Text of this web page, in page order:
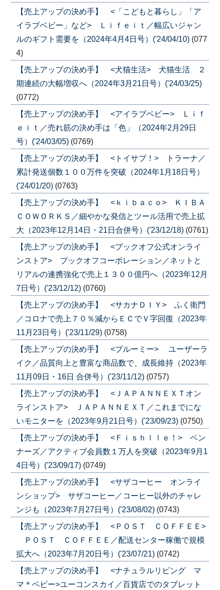
【売上アップの決め手】 <「こどもと暮らし」「ア
イラブベビー」など> Ｌｉｆｅｉｔ／幅広いジャン
ルのギフト需要を（2024年4月4日号）('24/04/10) (077
4)
【売上アップの決め手】 <犬猫生活> 犬猫生活 ２
期連続の大幅増収へ（2024年3月21日号）('24/03/25)
(0772)
【売上アップの決め手】 <アイラブベビー> Ｌｉｆ
ｅｉｔ／売れ筋の決め手は「色」（2024年2月29日
号）('24/03/05) (0769)
【売上アップの決め手】 <トイサブ！> トラーナ／
累計発送個数１００万件を突破（2024年1月18日号）
('24/01/20) (0763)
【売上アップの決め手】 <ｋｉｂａｃｏ> ＫＩＢＡ
ＣＯＷＯＲＫＳ／細やかな発信とツール活用で売上拡
大（2023年12月14日・21日合併号）('23/12/18) (0761)
【売上アップの決め手】 <ブックオフ公式オンライ
ンストア> ブックオフコーポレーション／ネットと
リアルの連携強化で売上１３００億円へ（2023年12月
7日号）('23/12/12) (0760)
【売上アップの決め手】 <サカナＤＩＹ> ふく衛門
／コロナで売上７０％減からＥＣでＶ字回復（2023年
11月23日号）('23/11/29) (0758)
【売上アップの決め手】 <ブルーミー> ユーザーラ
イク／品質向上と豊富な商品数で、成長維持（2023年
11月09日・16日 合併号）('23/11/12) (0757)
【売上アップの決め手】 <ＪＡＰＡＮＮＥＸＴオン
ラインストア> ＪＡＰＡＮＮＥＸＴ／これまでにな
いモニターを（2023年9月21日号）('23/09/23) (0750)
【売上アップの決め手】 <Ｆｉｓｈｌｌｅ！> ベン
ナーズ／アクティブ会員数１万人を突破（2023年9月1
4日号）('23/09/17) (0749)
【売上アップの決め手】 <サザコーヒー オンライ
ンショップ> サザコーヒー／コーヒー以外のチャレ
ンジも（2023年7月27日号）('23/08/02) (0743)
【売上アップの決め手】 <ＰＯＳＴ ＣＯＦＦＥＥ>
ＰＯＳＴ ＣＯＦＦＥＥ／配送センター稼働で規模
拡大へ（2023年7月20日号）('23/07/21) (0742)
【売上アップの決め手】 <ナチュラルリビング マ
マ＊ベビー>ユーコンスカイ／百貨店でのタブレット